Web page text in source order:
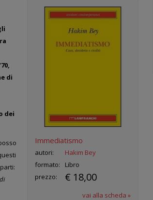
Immediatismo
autori:
Hakim Bey
formato:
Libro
prezzo:
€ 18,00
vai alla scheda »
di
dei